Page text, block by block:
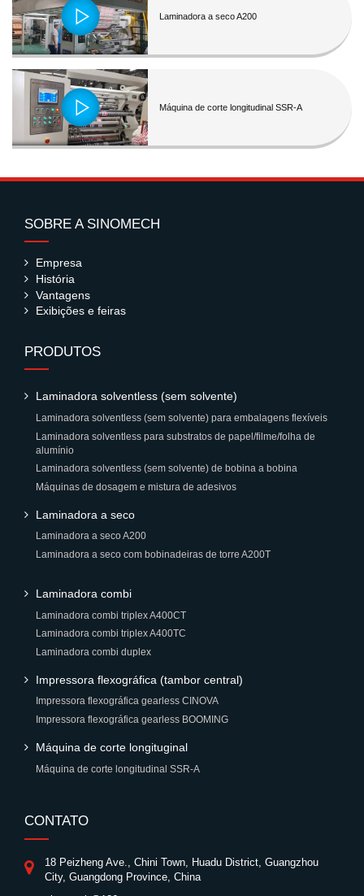
Laminadora a seco A200
Máquina de corte longitudinal SSR-A
SOBRE A SINOMECH
Empresa
História
Vantagens
Exibições e feiras
PRODUTOS
Laminadora solventless (sem solvente)
Laminadora solventless (sem solvente) para embalagens flexíveis
Laminadora solventless para substratos de papel/filme/folha de
alumínio
Laminadora solventless (sem solvente) de bobina a bobina
Máquinas de dosagem e mistura de adesivos
Laminadora a seco
Laminadora a seco A200
Laminadora a seco com bobinadeiras de torre A200T
Laminadora combi
Laminadora combi triplex A400CT
Laminadora combi triplex A400TC
Laminadora combi duplex
Impressora flexográfica (tambor central)
Impressora flexográfica gearless CINOVA
Impressora flexográfica gearless BOOMING
Máquina de corte longituginal
Máquina de corte longitudinal SSR-A
CONTATO
18 Peizheng Ave., Chini Town, Huadu District, Guangzhou
City, Guangdong Province, China